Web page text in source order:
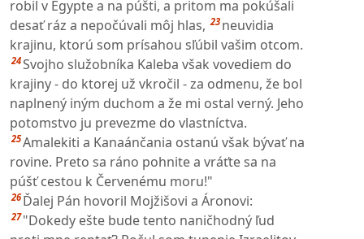
robil v Egypte a na púšti, a pritom ma pokúšali
desať ráz a nepočúvali môj hlas, 23 neuvidia
krajinu, ktorú som prísahou sľúbil vašim otcom.
24Svojho služobníka Kaleba však vovediem do
krajiny - do ktorej už vkročil - za odmenu, že bol
naplnený iným duchom a že mi ostal verný. Jeho
potomstvo ju prevezme do vlastníctva.
25Amalekiti a Kanaánčania ostanú však bývať na
rovine. Preto sa ráno pohnite a vráťte sa na
púšť cestou k Červenému moru!"
26 Ďalej Pán hovoril Mojžišovi a Áronovi:
27 "Dokedy ešte bude tento naničhodný ľud